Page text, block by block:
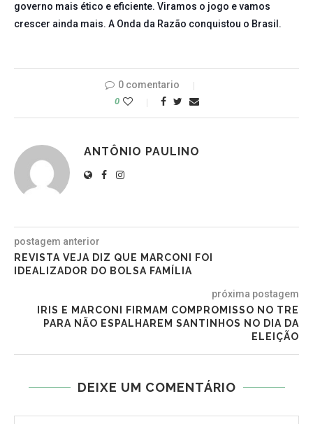
governo mais ético e eficiente. Viramos o jogo e vamos
crescer ainda mais. A Onda da Razão conquistou o Brasil.
0 comentario
0
ANTÔNIO PAULINO
postagem anterior
REVISTA VEJA DIZ QUE MARCONI FOI
IDEALIZADOR DO BOLSA FAMÍLIA
próxima postagem
IRIS E MARCONI FIRMAM COMPROMISSO NO TRE
PARA NÃO ESPALHAREM SANTINHOS NO DIA DA
ELEIÇÃO
DEIXE UM COMENTÁRIO